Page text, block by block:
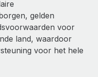
op
gelden
voor
land, waardoor
voor het hele